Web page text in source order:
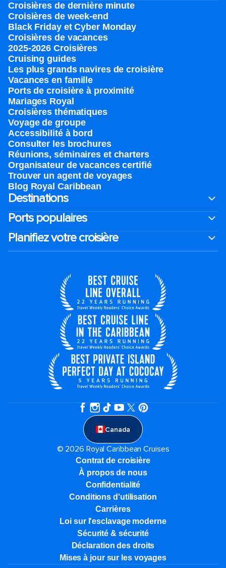
Croisières de dernière minute
Croisières de week-end
Black Friday et Cyber Monday
Croisières de vacances
2025-2026 Croisières
Cruising guides
Les plus grands navires de croisière
Vacances en famille
Ports de croisière à proximité
Mariages Royal
Croisières thématiques
Voyage de groupe​
Accessibilité à bord​
Consulter les brochures
Réunions, séminaires et charters
Organisateur de vacances certifié
Trouver un agent de voyages
Blog Royal Caribbean
Destinations
Ports populaires
Planifiez votre croisière
Canada
© 2026 Royal Caribbean Cruises
Contrat de croisière
À propos de nous
Confidentialité
Conditions d'utilisation
Carrières
Loi sur l'esclavage moderne
Sécurité & sécurité
Déclaration des droits
Mises à jour sur les voyages